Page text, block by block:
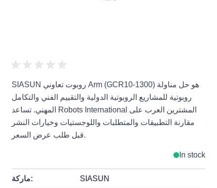
SIASUN روبوت تعاوني Arm (GCR10-1300) هو حل مناولة
روبوتية للمشاريع الروبوتية الدولية والتقييم الفني والتكامل
المهني. تساعد Robots International المشترين العرب على
مقارنة التطبيقات والمتطلبات واللوجستيات وخيارات النشر
قبل طلب عرض السعر.
In stock
ماركة: SIASUN